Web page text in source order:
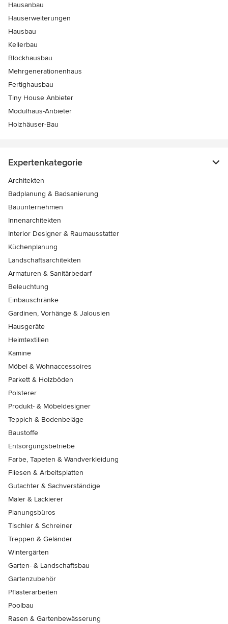
Hausanbau
Hauserweiterungen
Hausbau
Kellerbau
Blockhausbau
Mehrgenerationenhaus
Fertighausbau
Tiny House Anbieter
Modulhaus-Anbieter
Holzhäuser-Bau
Expertenkategorie
Architekten
Badplanung & Badsanierung
Bauunternehmen
Innenarchitekten
Interior Designer & Raumausstatter
Küchenplanung
Landschaftsarchitekten
Armaturen & Sanitärbedarf
Beleuchtung
Einbauschränke
Gardinen, Vorhänge & Jalousien
Hausgeräte
Heimtextilien
Kamine
Möbel & Wohnaccessoires
Parkett & Holzböden
Polsterer
Produkt- & Möbeldesigner
Teppich & Bodenbeläge
Baustoffe
Entsorgungsbetriebe
Farbe, Tapeten & Wandverkleidung
Fliesen & Arbeitsplatten
Gutachter & Sachverständige
Maler & Lackierer
Planungsbüros
Tischler & Schreiner
Treppen & Geländer
Wintergärten
Garten- & Landschaftsbau
Gartenzubehör
Pflasterarbeiten
Poolbau
Rasen & Gartenbewässerung